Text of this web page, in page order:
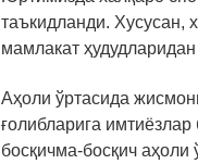
таъкидланди. Хусусан,
мамлакат
Аҳоли ўртасида
ғолибларига
босқичма-босқич аҳоли